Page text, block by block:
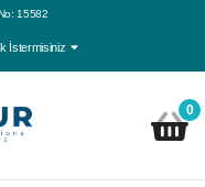
15582
İstermisiniz
0